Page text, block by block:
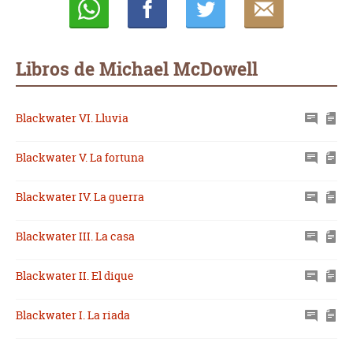
Libros de Michael McDowell
Blackwater VI. Lluvia
Blackwater V. La fortuna
Blackwater IV. La guerra
Blackwater III. La casa
Blackwater II. El dique
Blackwater I. La riada